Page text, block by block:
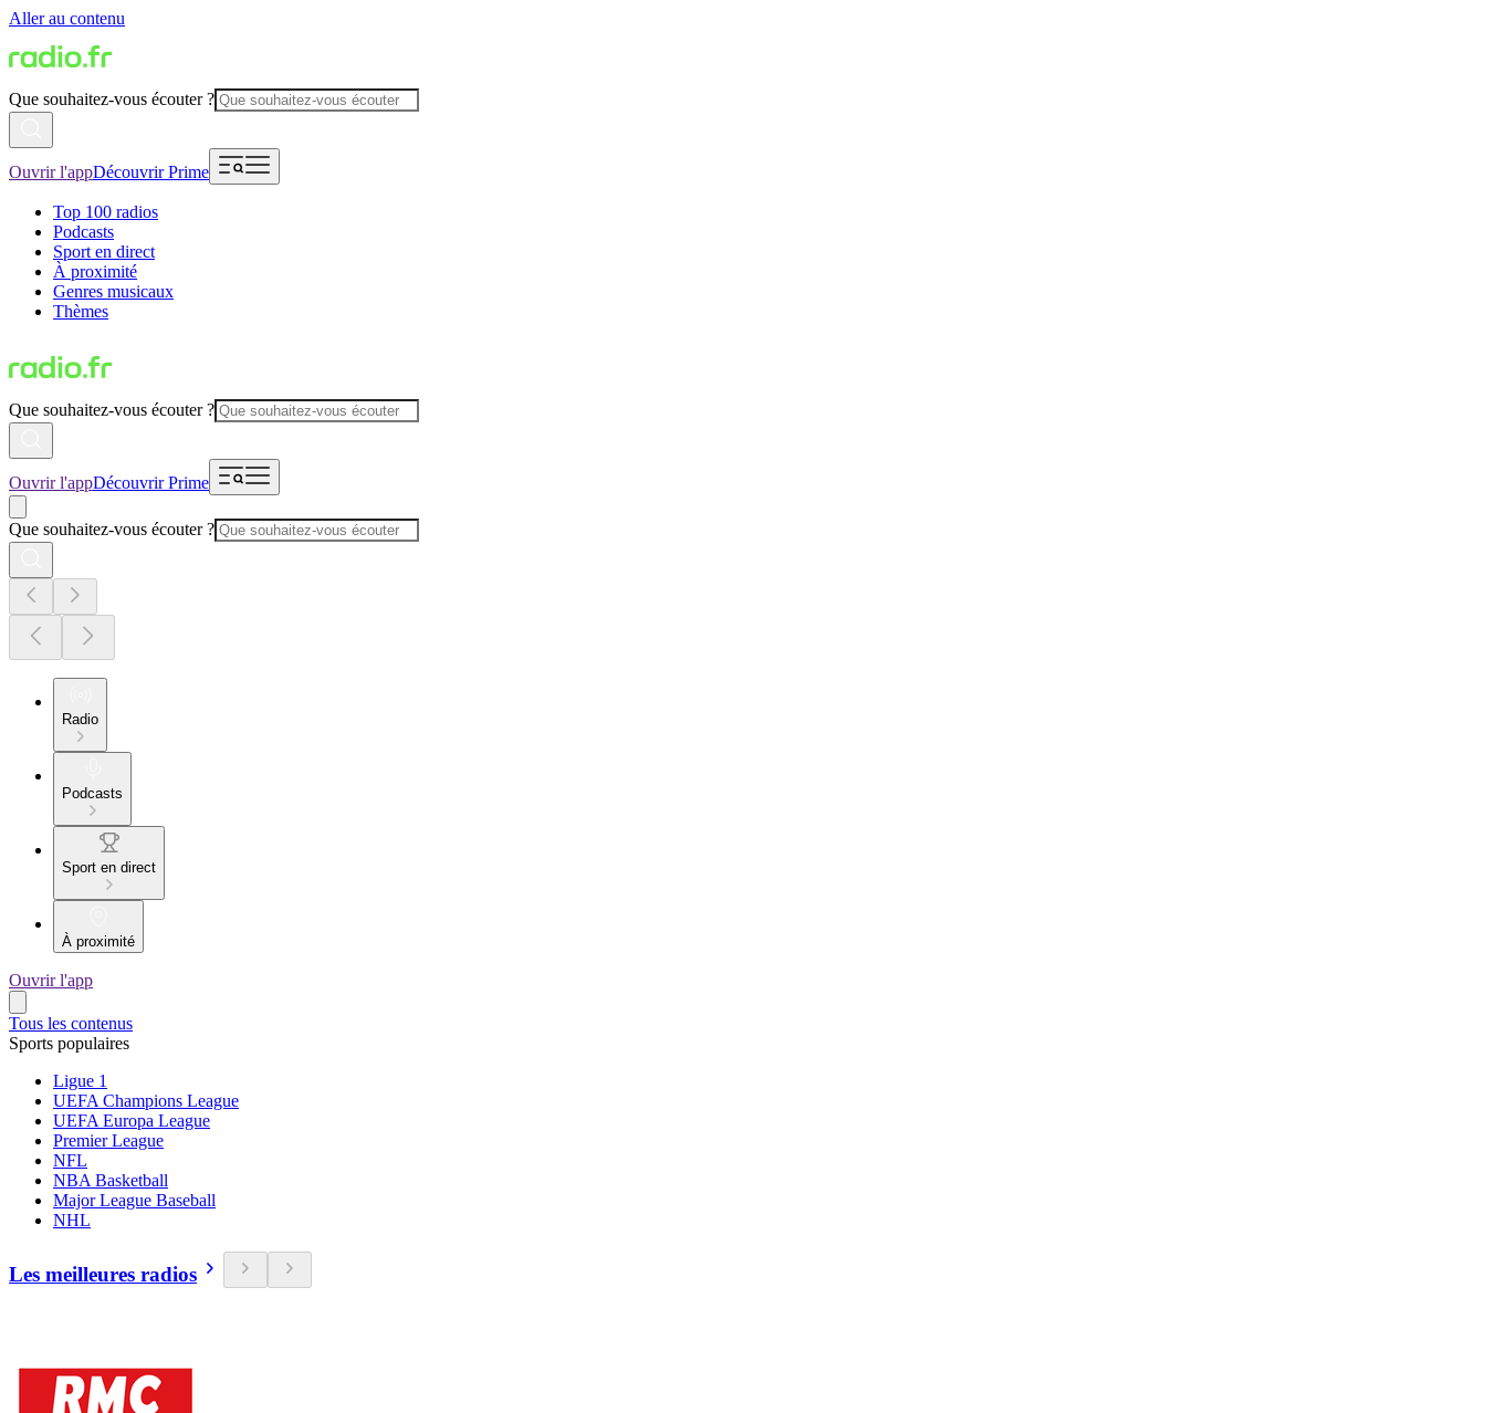
Aller au contenu
Que souhaitez-vous écouter ?
Ouvrir l'appDécouvrir Prime
Top 100 radios
Podcasts
Sport en direct
À proximité
Genres musicaux
Thèmes
Que souhaitez-vous écouter ?
Ouvrir l'appDécouvrir Prime
Que souhaitez-vous écouter ?
Radio
Podcasts
Sport en direct
À proximité
Ouvrir l'app
Tous les contenus
Sports populaires
Ligue 1
UEFA Champions League
UEFA Europa League
Premier League
NFL
NBA Basketball
Major League Baseball
NHL
Les meilleures radios